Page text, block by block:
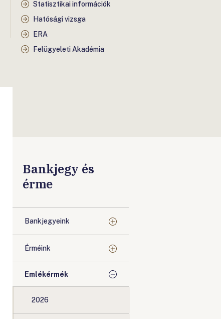
Statisztikai információk
Hatósági vizsga
ERA
Felügyeleti Akadémia
Bankjegy és
érme
Bankjegyeink
Érméink
Emlékérmék
2026